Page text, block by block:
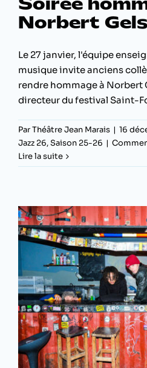
Norbert
Le 27 janvier, l'équipe
musique invite anciens
rendre hommage à Norbert
directeur du festival Saint-
ParThéâtre Jean Marais | 16
Jazz 26,Saison 25-26 |
Lire la suite